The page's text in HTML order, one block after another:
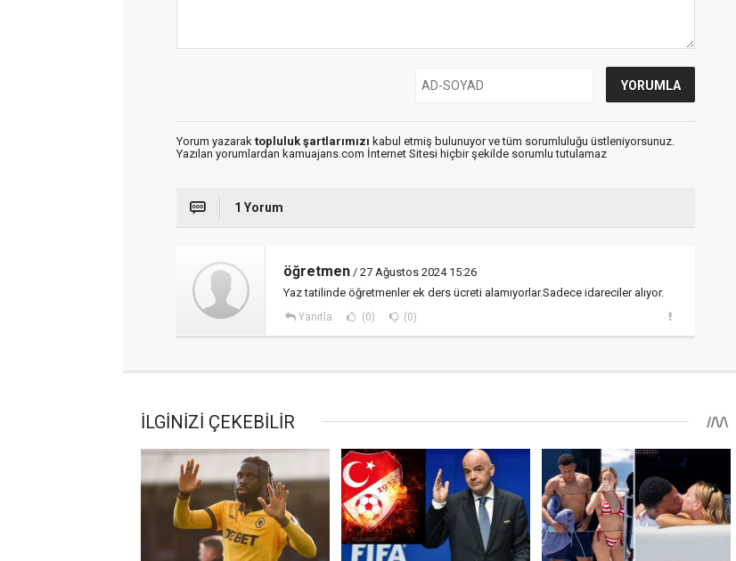
Yorum yazarak topluluk şartlarımızı kabul etmiş bulunuyor ve tüm sorumluluğu üstleniyorsunuz.
Yazılan yorumlardan kamuajans.com İnternet Sitesi hiçbir şekilde sorumlu tutulamaz
1 Yorum
öğretmen / 27 Ağustos 2024 15:26
Yaz tatilinde öğretmenler ek ders ücreti alamıyorlar.Sadece idareciler alıyor.
Yanıtla (0) (0)